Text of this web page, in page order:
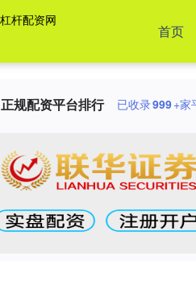
首页
正规配资平台排行 已收录999+家